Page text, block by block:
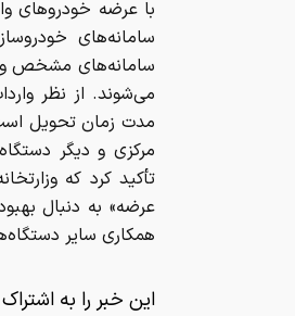
با عرضه خودروهای
سامانه‌های
سامانه‌های مشخص و
می‌شوند. از نظر
مدت زمان تحویل
مرکزی و دیگر
تأکید کرد که
عرضه» به دنبال
همکاری سایر
این خبر را به